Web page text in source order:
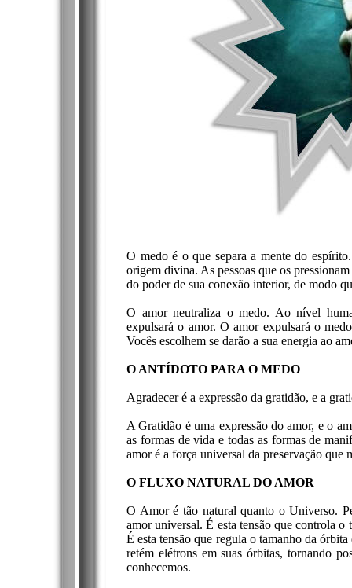
O medo é o que separa a mente do
origem divina. As pessoas que os
do poder de sua conexão interior, de modo
O amor neutraliza o medo. Ao nível
expulsará o amor. O amor expulsará o
Vocês escolhem se darão a sua energia ao
O ANTÍDOTO PARA O MEDO
Agradecer é a expressão da gratidão, e a
A Gratidão é uma expressão do amor, e o
as formas de vida e todas as formas de
amor é a força universal da preservação que
O FLUXO NATURAL DO AMOR
O Amor é tão natural quanto o Universo.
amor universal. É esta tensão que controla
É esta tensão que regula o tamanho da
retém elétrons em suas órbitas, tornando
conhecemos.